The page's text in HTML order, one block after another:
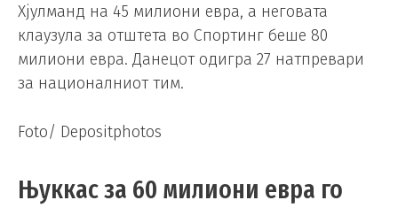
Хјулманд на 45 милиони евра, а неговата
клаузула за отштета во Спортинг беше 80
милиони евра. Данецот одигра 27 натпревари
за националниот тим.
Foto/ Depositphotos
Њуккас за 60 милиони евра го